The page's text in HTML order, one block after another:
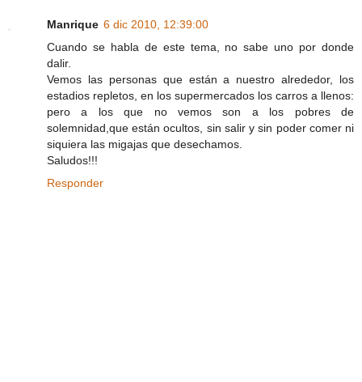
Manrique 6 dic 2010, 12:39:00
Cuando se habla de este tema, no sabe uno por donde
dalir.
Vemos las personas que están a nuestro alrededor, los
estadios repletos, en los supermercados los carros a llenos:
pero a los que no vemos son a los pobres de
solemnidad,que están ocultos, sin salir y sin poder comer ni
siquiera las migajas que desechamos.
Saludos!!!
Responder